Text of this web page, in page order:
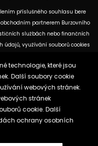
příslušného souhlasu bere
partnerem Burzovního
službách nebo finančních
údajů, využívání souborů cookies
U jednotlivých článků mohou
původní analýzy nebo datu,
tržní údaje.
cookies
technologie, které jsou
Další soubory cookie
webových stránek.
stránek
cookie. Další
ochrany osobních